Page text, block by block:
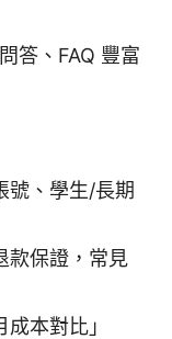
答、FAQ 豐富
號、學生/長期
款保證，常見
本對比」